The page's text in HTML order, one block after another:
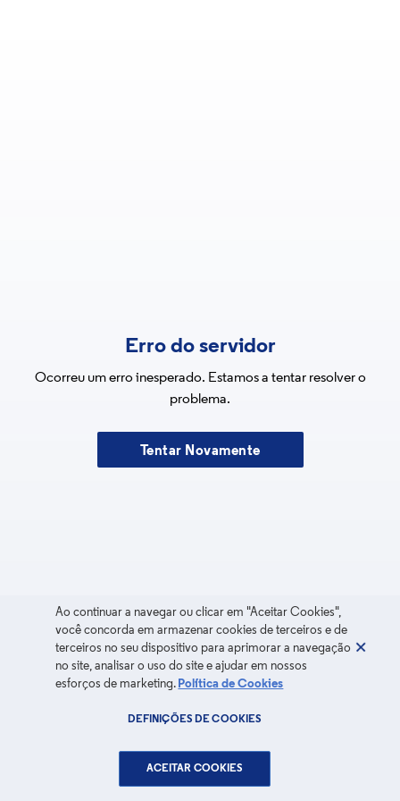
Erro do servidor
Ocorreu um erro inesperado. Estamos a tentar resolver o
problema.
Tentar Novamente
Ao continuar a navegar ou clicar em "Aceitar Cookies",
você concorda em armazenar cookies de terceiros e de
terceiros no seu dispositivo para aprimorar a navegação
no site, analisar o uso do site e ajudar em nossos
esforços de marketing. Política de Cookies
DEFINIÇÕES DE COOKIES
ACEITAR COOKIES